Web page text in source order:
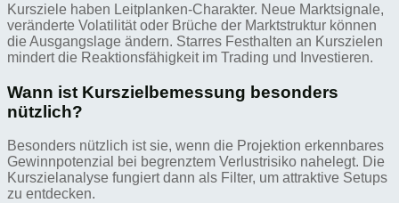
Kursziele haben Leitplanken-Charakter. Neue Marktsignale,
veränderte Volatilität oder Brüche der Marktstruktur können
die Ausgangslage ändern. Starres Festhalten an Kurszielen
mindert die Reaktionsfähigkeit im Trading und Investieren.
Wann ist Kurszielbemessung besonders
nützlich?
Besonders nützlich ist sie, wenn die Projektion erkennbares
Gewinnpotenzial bei begrenztem Verlustrisiko nahelegt. Die
Kurszielanalyse fungiert dann als Filter, um attraktive Setups
zu entdecken.